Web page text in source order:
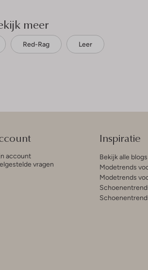
meer
Red-Rag Leer
account
vragen
Inspiratie
Bekijk alle blogs
Modetrends
Modetrends